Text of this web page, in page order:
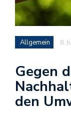
Allgemein 8.
Gegen
den